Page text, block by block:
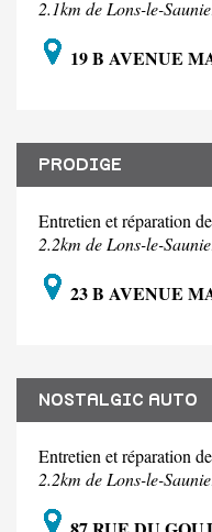
2.1km de Lons-le-
19 B AVENUE
PRODIGE
Entretien et réparation
2.2km de Lons-le-
23 B AVENUE
NOSTALGIC AUTO
Entretien et réparation
2.2km de Lons-le-